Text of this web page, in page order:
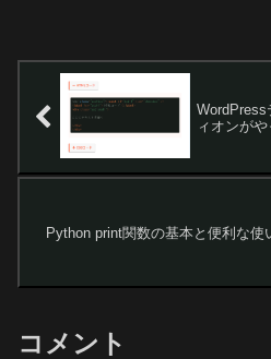
ィオンが
Python print関数の基本と便利な使
コメント